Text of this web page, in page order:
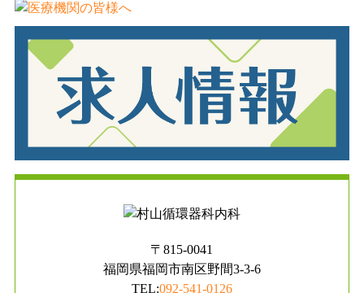
〒815-0041
福岡県福岡市南区野間3-3-6
TEL:092-541-0126